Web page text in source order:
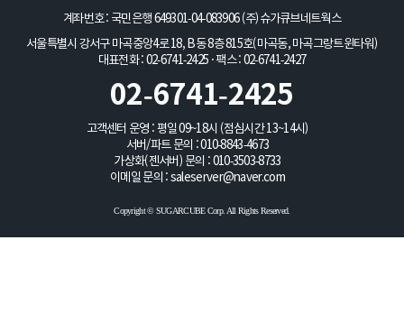
계좌번호 : 국민은행 649301-04-083906 (주)슈가큐브네트웍스
서울특별시 강서구 마곡중앙4로 18, B동 8층 815호(마곡동, 마곡그랑트윈타워)
대표전화 : 02-6741-2425 · 팩스 : 02-6741-2427
02-6741-2425
고객센터 운영 : 평일 09~18시 (점심시간 13~14시)
서버/파트 문의 :010-8843-4673
가상화(젠서버) 문의 : 010-3503-8733
이메일 문의 : saleserver@naver.com
Copyright © SUGARCUBE Corp. All Rights Reserved.